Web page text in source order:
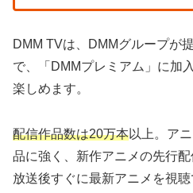
DMM TVは、DMMグループが
で、「DMMプレミアム」に加
楽しめます。
配信作品数は20万本以上。ア
品に強く、新作アニメの先行配
放送後すぐに最新アニメを視